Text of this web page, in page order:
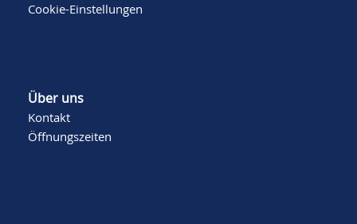
Cookie-Einstellungen
Über uns
Kontakt
Öffnungszeiten